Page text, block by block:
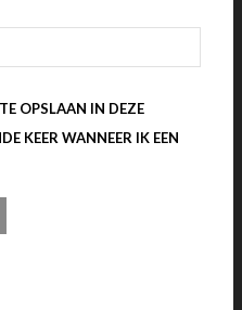
OPSLAAN IN DEZE
KEER WANNEER IK EEN